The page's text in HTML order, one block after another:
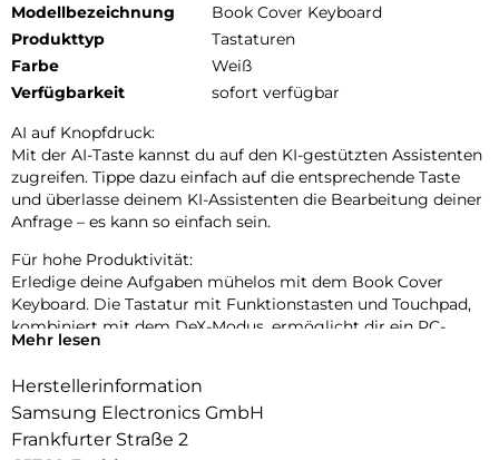
Modellbezeichnung
Book Cover Keyboard
Produkttyp
Tastaturen
Farbe
Weiß
Verfügbarkeit
sofort verfügbar
AI auf Knopfdruck:
Mit der AI-Taste kannst du auf den KI-gestützten Assistenten
zugreifen. Tippe dazu einfach auf die entsprechende Taste
und überlasse deinem KI-Assistenten die Bearbeitung deiner
Anfrage – es kann so einfach sein.
Für hohe Produktivität:
Erledige deine Aufgaben mühelos mit dem Book Cover
Keyboard. Die Tastatur mit Funktionstasten und Touchpad,
kombiniert mit dem DeX-Modus, ermöglicht dir ein PC-
ähnliches Erlebnis mit nur einem einfachen Tastendruck.
Magnetisch haftend für einen mühelosen Austausch:
Mit seinem magnetischen Design kannst du die Rückseite
einfach anbringen und abnehmen. Tausche es nach deinen
Mehr lesen
Herstellerinformation
Samsung Electronics GmbH
Frankfurter Straße 2